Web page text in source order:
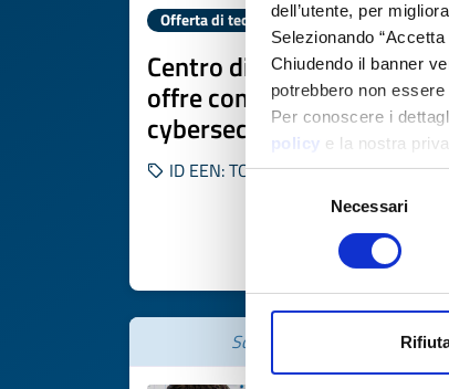
dell’utente, per
Selezionando
Chiudendo il banner
potrebbero non essere
Per conoscere i
policy e la nostra
Selezione
Necessari
Offerta di tecnologia
Centro di ricerca spagnolo
offre competenze in IA e
cybersecurity per progetti
ID EEN: TOES20260511008
SCOPRI
Scade il 06 agosto 2027